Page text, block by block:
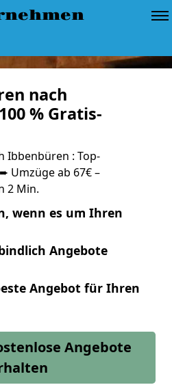
nach
% Gratis-
Ibbenbüren : Top-
Umzüge ab 67€ –
2 Min.
wenn es um Ihren
Angebote
Angebot für Ihren
Angebote